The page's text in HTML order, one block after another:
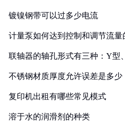
镀镍钢带可以过多少电流
计量泵如何达到控制和调节流量
联轴器的轴孔形式有三种：Y型
不锈钢材质厚度允许误差是多少
复印机出租有哪些常见模式
溶于水的润滑剂的种类